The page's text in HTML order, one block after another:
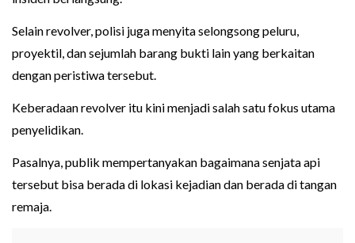
Selain revolver, polisi juga menyita selongsong peluru,
proyektil, dan sejumlah barang bukti lain yang berkaitan
dengan peristiwa tersebut.
Keberadaan revolver itu kini menjadi salah satu fokus utama
penyelidikan.
Pasalnya, publik mempertanyakan bagaimana senjata api
tersebut bisa berada di lokasi kejadian dan berada di tangan
remaja.